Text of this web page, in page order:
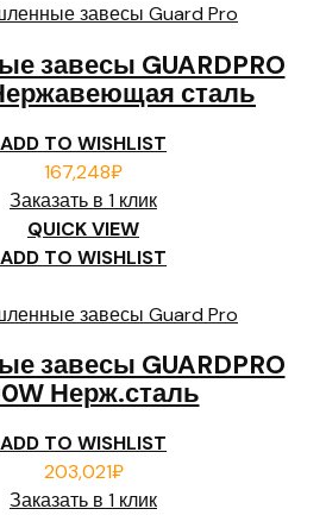
завесы Guard Pro
завесы GUARDPRO
сталь
ADD TO WISHLIST
167,248₽
Заказать в 1 клик
QUICK VIEW
ADD TO WISHLIST
завесы Guard Pro
завесы GUARDPRO
Нерж.сталь
ADD TO WISHLIST
203,021₽
Заказать в 1 клик